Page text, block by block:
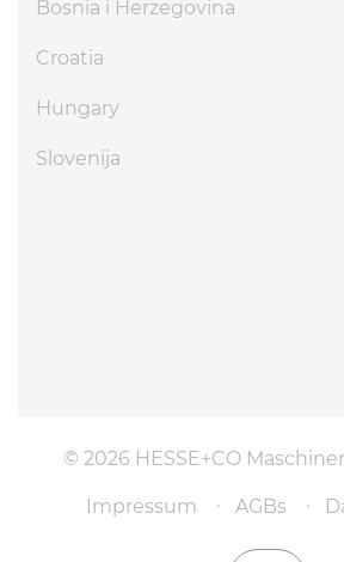
Bosnia i Herzegovina
Croatia
Hungary
Slovenija
© 2026 HESSE+CO
Impressum AGBs